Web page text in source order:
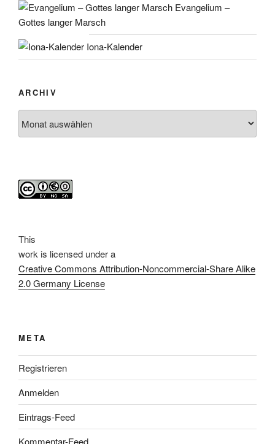
Evangelium –
Gottes langer Marsch
Iona-Kalender
ARCHIV
This
work is licensed under a
Creative Commons Attribution-Noncommercial-Share Alike
2.0 Germany License
META
Registrieren
Anmelden
Eintrags-Feed
Kommentar-Feed